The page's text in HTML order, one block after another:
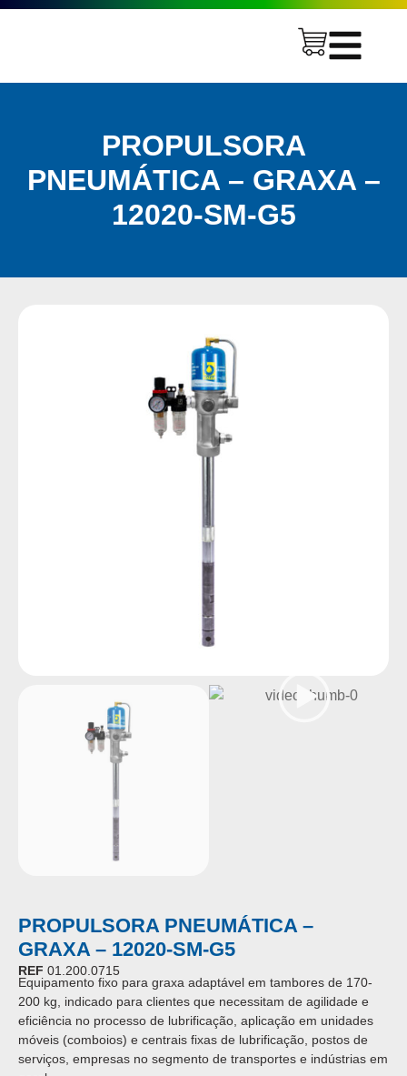
PROPULSORA
PNEUMÁTICA – GRAXA –
12020-SM-G5
PROPULSORA PNEUMÁTICA –
GRAXA – 12020-SM-G5
REF 01.200.0715
Equipamento fixo para graxa adaptável em tambores de 170-
200 kg, indicado para clientes que necessitam de agilidade e
eficiência no processo de lubrificação, aplicação em unidades
móveis (comboios) e centrais fixas de lubrificação, postos de
serviços, empresas no segmento de transportes e indústrias em